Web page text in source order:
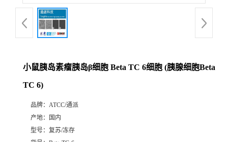
小鼠胰岛素瘤胰岛β细胞 Beta TC 6细胞 (胰腺细胞Beta
TC 6)
品牌： ATCC/通派
产地：
国内
型号： 复苏/冻存